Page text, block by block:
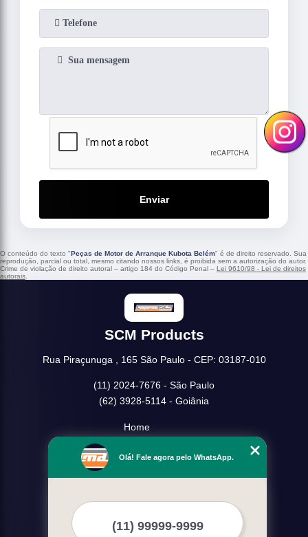
Enviar
O conteúdo do texto "Peças de Motor de Arranque Kubota Belém" é de direito reservado. Sua
reprodução, parcial ou total, mesmo citando nossos links, é proibida sem a autorização do autor.
Crime de violação de direito autoral – artigo 184 do Código Penal – Lei 9610/98 - Lei de direitos
autorais.
SCM Products
Rua Piraçunuga , 165 São Paulo - CEP: 03187-010
(11) 2024-7676 - São Paulo
(62) 3928-5114 - Goiânia
Home
Missão
Mais Serviços
Olá! Fale agora pelo WhatsApp.